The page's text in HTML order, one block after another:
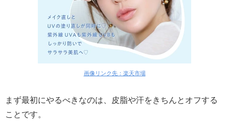
画像リンク先：楽天市場
まず最初にやるべきなのは、皮脂や汗をきちんとオフする
ことです。